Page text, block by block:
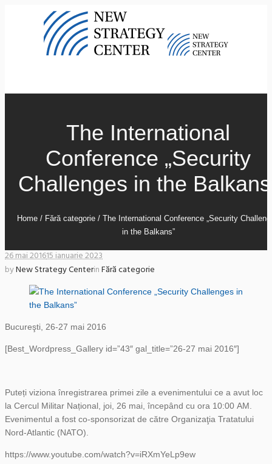
The International
Conference „Security
Challenges in the
Home / Fără categorie / The International Conference „Security
in the Balkans”
26 mai 201615 ianuarie 2023
byNew Strategy CenterinFără categorie
Bucureşti, 26-27 mai 2016
[Best_Wordpress_Gallery id=”43″ gal_title=”26-27 mai 2016″]
Puteți viziona înregistrarea primei zile a evenimentului ce a avut loc
la Cercul Militar Național, joi, 26 mai, începând cu ora 10:00 AM.
Evenimentul a fost co-sponsorizat de către Organizaţia Tratatului
Nord-Atlantic (NATO).
https://www.youtube.com/watch?v=iRXmYeLp9ew